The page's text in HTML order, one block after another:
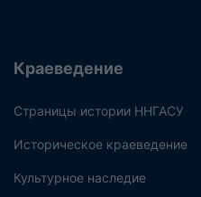
Краеведение
Страницы истории ННГАСУ
Историческое краеведение
Культурное наследие